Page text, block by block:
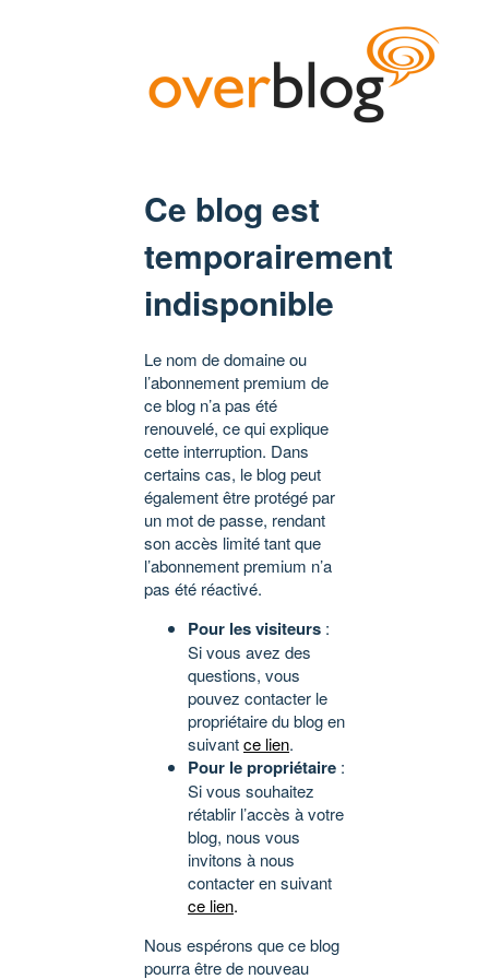
Ce blog est
temporairement
indisponible
Le nom de domaine ou
l’abonnement premium de
ce blog n’a pas été
renouvelé, ce qui explique
cette interruption. Dans
certains cas, le blog peut
également être protégé par
un mot de passe, rendant
son accès limité tant que
l’abonnement premium n’a
pas été réactivé.
Pour les visiteurs :
Si vous avez des
questions, vous
pouvez contacter le
propriétaire du blog en
suivantce lien.
Pour le propriétaire :
Si vous souhaitez
rétablir l’accès à votre
blog, nous vous
invitons à nous
contacter en suivant
ce lien.
Nous espérons que ce blog
pourra être de nouveau